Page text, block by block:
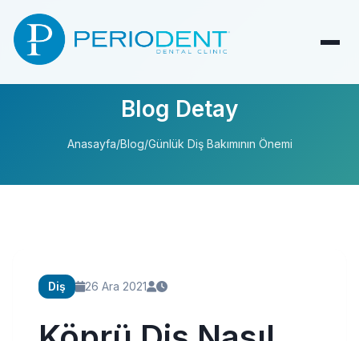
Blog Detay
Anasayfa/Blog/Günlük Diş Bakımının Önemi
Diş 26 Ara 2021